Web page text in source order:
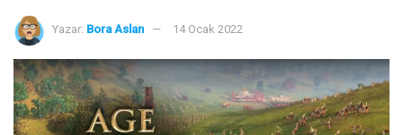
Yazar: Bora Aslan 14 Ocak 2022